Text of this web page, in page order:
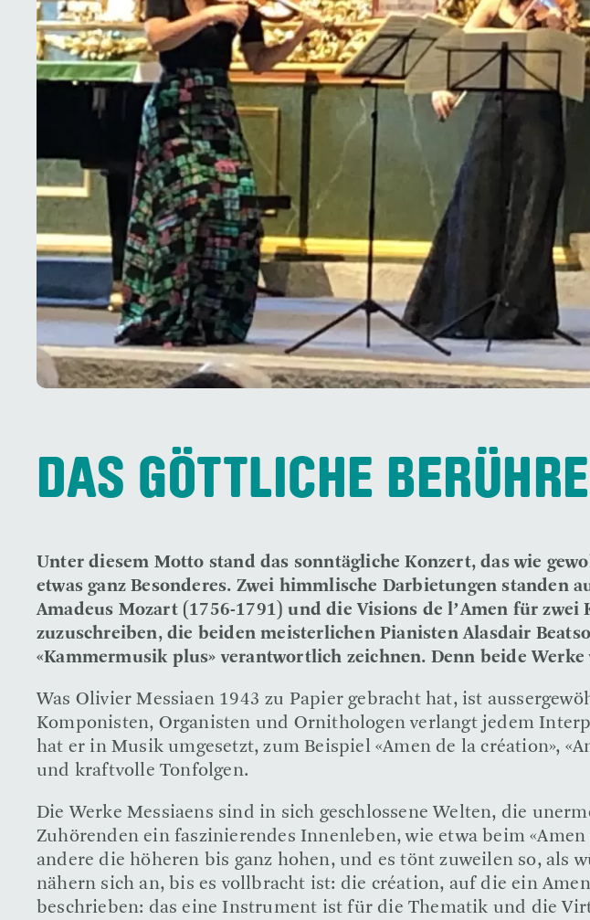
DAS GÖTTLICHE
Unter diesem Motto stand das sonntägliche Konzert, das wie
etwas ganz Besonderes. Zwei himmlische Darbietungen standen
Amadeus Mozart (1756-1791) und die Visions de l’Amen für
zuzuschreiben, die beiden meisterlichen Pianisten Alasdair
«Kammermusik plus» verantwortlich zeichnen. Denn beide
Was Olivier Messiaen 1943 zu Papier gebracht hat, ist
Komponisten, Organisten und Ornithologen verlangt jedem
hat er in Musik umgesetzt, zum Beispiel «Amen de la création»,
und kraftvolle Tonfolgen.
Die Werke Messiaens sind in sich geschlossene Welten, die
Zuhörenden ein faszinierendes Innenleben, wie etwa beim
andere die höheren bis ganz hohen, und es tönt zuweilen so, als
nähern sich an, bis es vollbracht ist: die création, auf die ein
beschrieben: das eine Instrument ist für die Thematik und die